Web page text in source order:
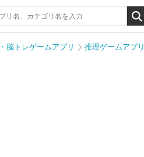
脳トレゲームアプリ 推理ゲームアプリ